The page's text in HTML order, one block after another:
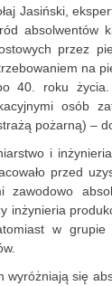
Jasiński,
absolwentów
przez
na
40. roku
osób
pożarną) –
i
przed
zawodowo
inżynieria
w grupie
się